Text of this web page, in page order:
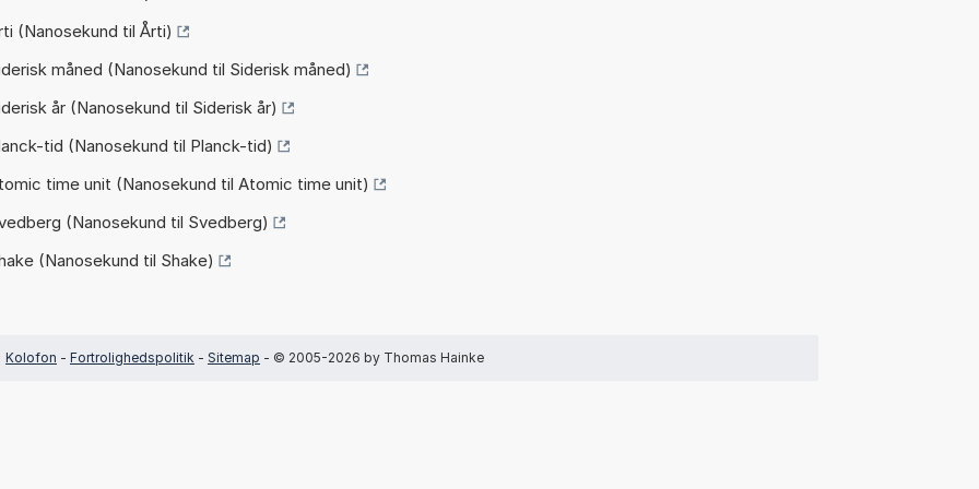
(Nanosekund til Årti)
måned (Nanosekund til Siderisk måned)
år (Nanosekund til Siderisk år)
tid (Nanosekund til Planck-tid)
time unit (Nanosekund til Atomic time unit)
(Nanosekund til Svedberg)
(Nanosekund til Shake)
Kolofon - Fortrolighedspolitik - Sitemap - © 2005-2026 by Thomas Hainke